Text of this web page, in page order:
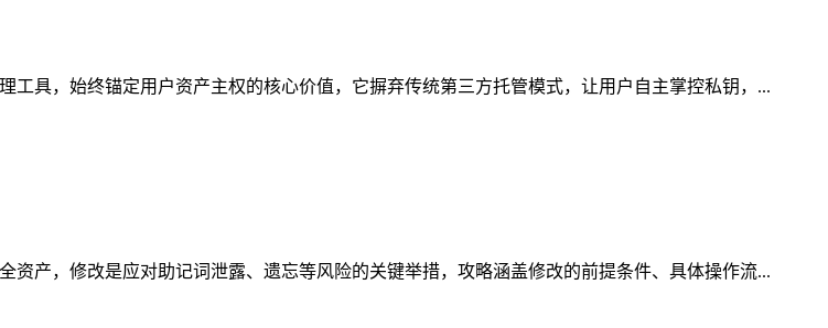
具，始终锚定用户资产主权的核心价值，它摒弃传统第三方托管模式，让用户自主掌控私钥，...
产，修改是应对助记词泄露、遗忘等风险的关键举措，攻略涵盖修改的前提条件、具体操作流...